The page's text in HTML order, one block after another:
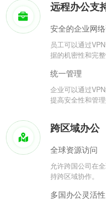
远程办公支
安全的企业网
员工可以通过
据的机密性和完整
统一管理
企业可以通过
提高安全性和管理
跨区域办公
全球资源访问
允许跨国公司在
持跨区域协作。
多国办公灵活性